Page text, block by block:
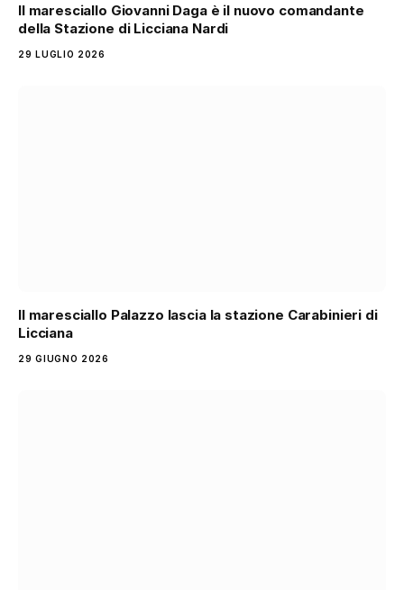
Il maresciallo Giovanni Daga è il nuovo comandante
della Stazione di Licciana Nardi
29 LUGLIO 2026
Il maresciallo Palazzo lascia la stazione Carabinieri di
Licciana
29 GIUGNO 2026